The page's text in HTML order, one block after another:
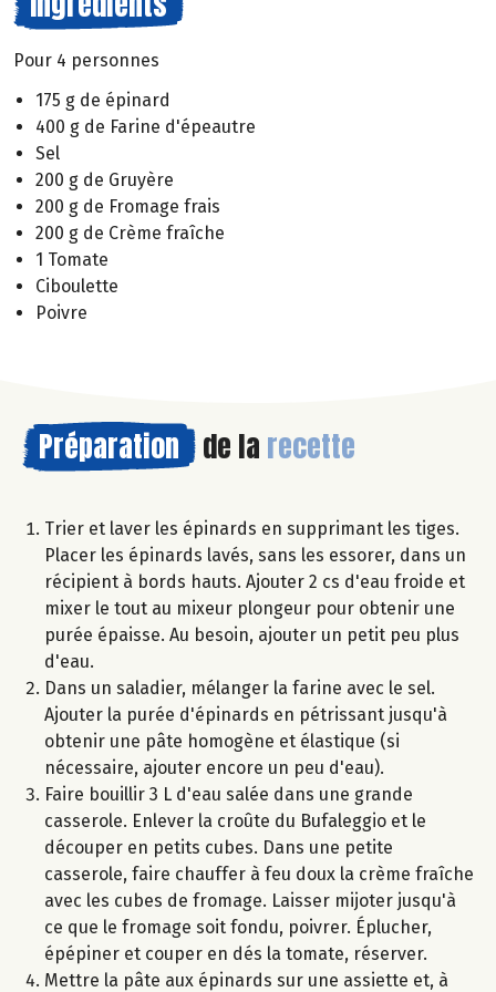
Pour 4 personnes
175 g de épinard
400 g de Farine d'épeautre
Sel
200 g de Gruyère
200 g de Fromage frais
200 g de Crème fraîche
1 Tomate
Ciboulette
Poivre
Préparation de la recette
Trier et laver les épinards en supprimant les tiges.
Placer les épinards lavés, sans les essorer, dans un
récipient à bords hauts. Ajouter 2 cs d'eau froide et
mixer le tout au mixeur plongeur pour obtenir une
purée épaisse. Au besoin, ajouter un petit peu plus
d'eau.
Dans un saladier, mélanger la farine avec le sel.
Ajouter la purée d'épinards en pétrissant jusqu'à
obtenir une pâte homogène et élastique (si
nécessaire, ajouter encore un peu d'eau).
Faire bouillir 3 L d'eau salée dans une grande
casserole. Enlever la croûte du Bufaleggio et le
découper en petits cubes. Dans une petite
casserole, faire chauffer à feu doux la crème fraîche
avec les cubes de fromage. Laisser mijoter jusqu'à
ce que le fromage soit fondu, poivrer. Éplucher,
épépiner et couper en dés la tomate, réserver.
Mettre la pâte aux épinards sur une assiette et, à